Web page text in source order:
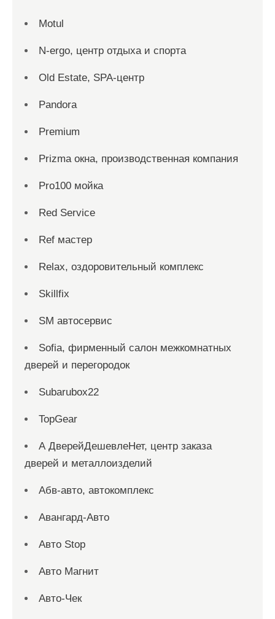
Motul
N-ergo, центр отдыха и спорта
Old Estate, SPA-центр
Pandora
Premium
Prizma окна, производственная компания
Pro100 мойка
Red Service
Ref мастер
Relax, оздоровительный комплекс
Skillfix
SM автосервис
Sofia, фирменный салон межкомнатных
дверей и перегородок
Subarubox22
TopGear
А ДверейДешевлеНет, центр заказа
дверей и металлоизделий
Абв-авто, автокомплекс
Авангард-Авто
Авто Stop
Авто Магнит
Авто-Чек